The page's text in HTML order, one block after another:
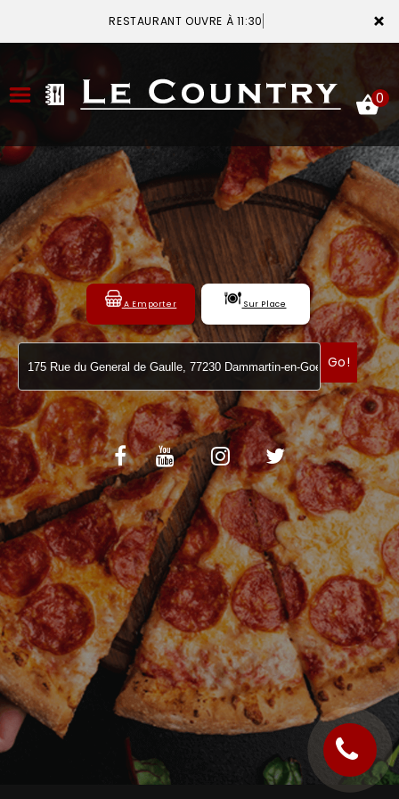
×
RESTAURANT OUVRE À 11:30
ACCUEIL
LA CARTE
VOTRE COMPTE
NOTRE RESTAURANT
VOS AVIS
MENTIONS LÉGALES
C.G.V
0
A Emporter Sur Place
Go!